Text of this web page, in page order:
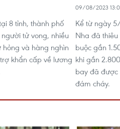
8 tỉnh, thành phố
tử vong, nhiều
và hàng nghìn
khẩn cấp về lương
09/08/2023
Kể từ ngày
Nha đã
buộc gần
khi gần
bay đã được
đám cháy.